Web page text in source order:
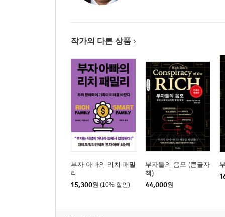
90:10 수수께끼 풀기
외부에서 기업을 분석하는 적격 투자가
동전의 양면을 아는 전문 투자가
통제권을 행사하는 내부 투자가
기업을 만드는 궁극 투자가
최상의 기회는 어느 사분면에 있는가
직장을 그만두기 전 사업을 시작하라
‘창업가 정신’이라는 자산
| 3단계 | 어떻게 강력한 사업체를 구축할 것인가
사업을 해야 하는 세 가지 이유
부자가 되는 비결, ‘B?-?I 삼각형’
작가의 다른 상품
부자 아빠의 리치 패밀
리
15,300원 (10% 할인)
부자들의 음모 (큰글자
책)
44,000원